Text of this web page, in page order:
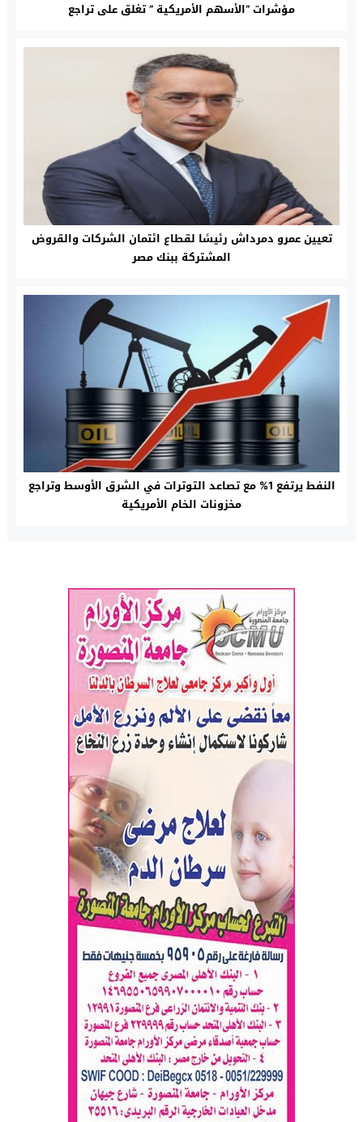
مؤشرات “الأسهم الأمريكية ” تغلق على تراجع
تعيين عمرو دمرداش رئيسًا لقطاع ائتمان الشركات والقروض
المشتركة ببنك مصر
النفط يرتفع 1% مع تصاعد التوترات في الشرق الأوسط وتراجع
مخزونات الخام الأمريكية